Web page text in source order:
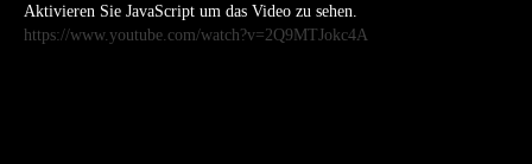
Aktivieren Sie JavaScript um das Video zu sehen.
https://www.youtube.com/watch?v=2Q9MTJokc4A